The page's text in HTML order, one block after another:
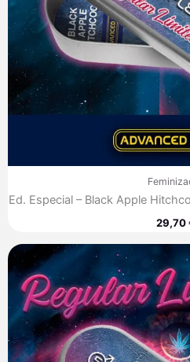
Ed. Especial – Black Apple
29,70